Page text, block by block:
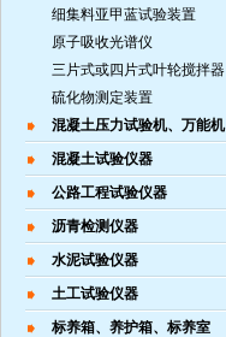
细集料亚甲蓝试验装置
原子吸收光谱仪
三片式或四片式叶轮搅拌器
硫化物测定装置
混凝土压力试验机、万能机
混凝土试验仪器
公路工程试验仪器
沥青检测仪器
水泥试验仪器
土工试验仪器
标养箱、养护箱、标养室